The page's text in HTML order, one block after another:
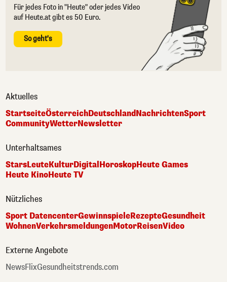
Für jedes Foto in "Heute" oder jedes Video
auf Heute.at gibt es 50 Euro.
So geht's
Aktuelles
StartseiteÖsterreichDeutschlandNachrichtenSport
CommunityWetterNewsletter
Unterhaltsames
StarsLeuteKulturDigital HoroskopHeute Games
Heute KinoHeute TV
Nützliches
Sport DatencenterGewinnspieleRezepteGesundheit
WohnenVerkehrsmeldungenMotorReisenVideo
Externe Angebote
NewsFlixGesundheitstrends.com